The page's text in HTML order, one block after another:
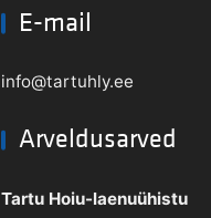
E-mail
info@tartuhly.ee
Arveldusarved
Tartu Hoiu-laenuühistu